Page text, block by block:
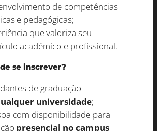
de competências
e pedagógicas;
que valoriza seu
acadêmico e profissional.
se inscrever?
de graduação
universidade;
com disponibilidade para
presencial no campus